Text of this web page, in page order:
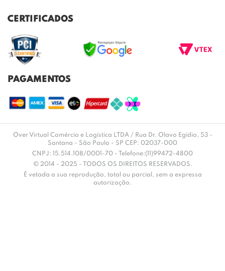
REGULAMENTO CASHBACK
TROCAS E DEVOLUÇÕES
ENVIO E ENTREGA
DÚVIDAS FREQUENTES
CERTIFICADOS
PAGAMENTOS
Over Virtual Comércio e Logística LTDA / Rua Dr. Olavo Egídio, 53 -
Santana - São Paulo - SP CEP: 02037-000
CNPJ: 15.514.108/0001-70 - Telefone:(11)99472-4800
© 2014 - 2025 - TODOS OS DIREITOS RESERVADOS.
É vetada a sua reprodução, total ou parcial, sem a expressa
autorização.